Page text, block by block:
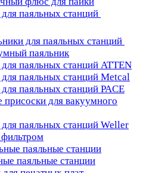
паяльных станций
для паяльных станций
паяльник
паяльных станций ATTEN
паяльных станций Metcal
паяльных станций PACE
для вакуумного
паяльных станций Weller
паяльные станции
паяльные станции